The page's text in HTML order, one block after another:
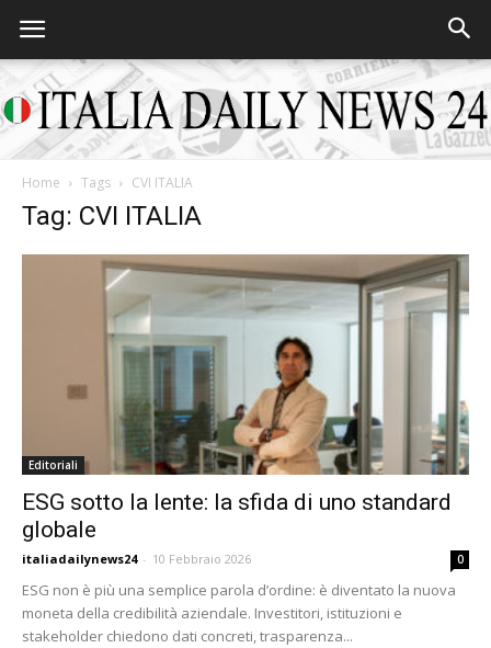
Daily
News
24
Home Tags CVI ITALIA
Tag: CVI ITALIA
Editoriali
ESG sotto la lente: la sfida di uno standard
globale
italiadailynews24 - 10 Febbraio 2026 0
ESG non è più una semplice parola d’ordine: è diventato la nuova
moneta della credibilità aziendale. Investitori, istituzioni e
stakeholder chiedono dati concreti, trasparenza...